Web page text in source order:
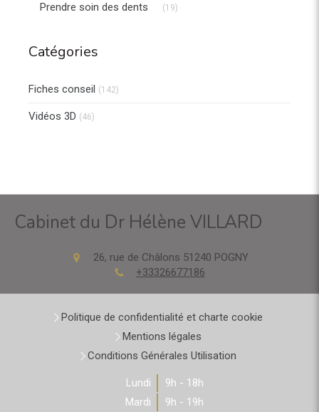
Prendre soin des dents (19)
Catégories
Fiches conseil (142)
Vidéos 3D (46)
Cabinet du Dr Hélène VILLARD
26, rue de Châlons 51240 POGNY
+33326677186
Politique de confidentialité et charte cookie
Mentions légales
Conditions Générales Utilisation
Lundi
9h - 18h
Mardi
9h - 19h